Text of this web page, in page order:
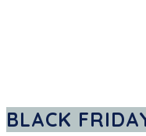
BLACK